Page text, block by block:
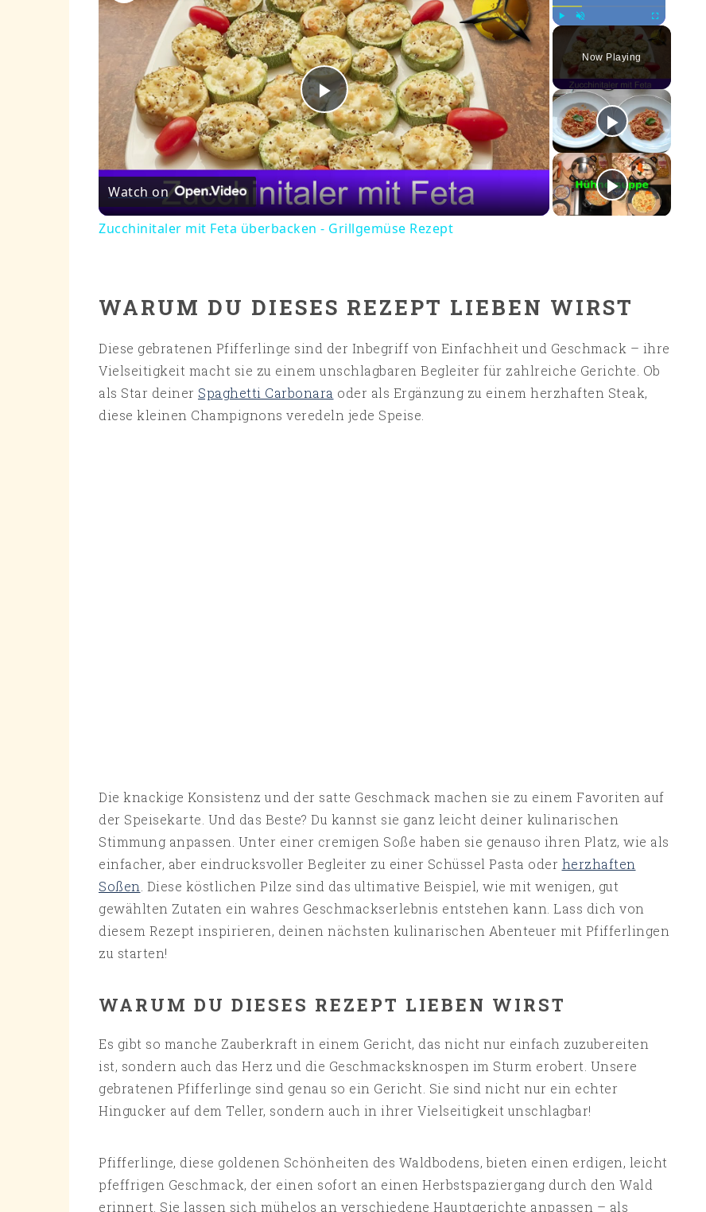
Play Unmute Fullscreen
Now Playing
Play
Video
Watch on
Zucchinitaler mit Feta überbacken - Grillgemüse Rezept
WARUM DU DIESES REZEPT LIEBEN WIRST
Diese gebratenen Pfifferlinge sind der Inbegriff von Einfachheit und Geschmack – ihre
Vielseitigkeit macht sie zu einem unschlagbaren Begleiter für zahlreiche Gerichte. Ob
als Star deiner Spaghetti Carbonara oder als Ergänzung zu einem herzhaften Steak,
diese kleinen Champignons veredeln jede Speise.
Die knackige Konsistenz und der satte Geschmack machen sie zu einem Favoriten auf
der Speisekarte. Und das Beste? Du kannst sie ganz leicht deiner kulinarischen
Stimmung anpassen. Unter einer cremigen Soße haben sie genauso ihren Platz, wie als
einfacher, aber eindrucksvoller Begleiter zu einer Schüssel Pasta oder herzhaften
Soßen . Diese köstlichen Pilze sind das ultimative Beispiel, wie mit wenigen, gut
gewählten Zutaten ein wahres Geschmackserlebnis entstehen kann. Lass dich von
diesem Rezept inspirieren, deinen nächsten kulinarischen Abenteuer mit Pfifferlingen
zu starten!
WARUM DU DIESES REZEPT LIEBEN WIRST
Es gibt so manche Zauberkraft in einem Gericht, das nicht nur einfach zuzubereiten
ist, sondern auch das Herz und die Geschmacksknospen im Sturm erobert. Unsere
gebratenen Pfifferlinge sind genau so ein Gericht. Sie sind nicht nur ein echter
Hingucker auf dem Teller, sondern auch in ihrer Vielseitigkeit unschlagbar!
Pfifferlinge, diese goldenen Schönheiten des Waldbodens, bieten einen erdigen, leicht
pfeffrigen Geschmack, der einen sofort an einen Herbstspaziergang durch den Wald
erinnert. Sie lassen sich mühelos an verschiedene Hauptgerichte anpassen – als